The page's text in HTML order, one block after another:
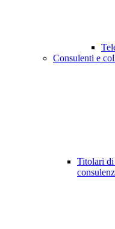
Consulenti e
Titolari